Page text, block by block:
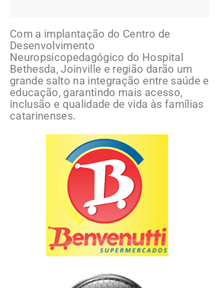
Com a implantação do Centro de
Desenvolvimento
Neuropsicopedagógico do Hospital
Bethesda, Joinville e região darão um
grande salto na integração entre saúde e
educação, garantindo mais acesso,
inclusão e qualidade de vida às famílias
catarinenses.